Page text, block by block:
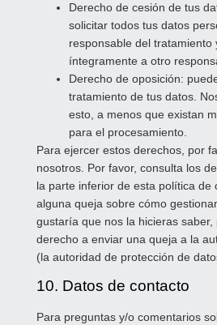
Derecho de cesión de tus
solicitar todos tus datos
responsable del tratamiento
íntegramente a otro
Derecho de oposición:
tratamiento de tus datos.
esto, a menos que existan
para el procesamiento.
Para ejercer estos derechos, por
nosotros. Por favor, consulta los
la parte inferior de esta política de
alguna queja sobre cómo
gustaría que nos la hicieras
derecho a enviar una queja a la
(la autoridad de protección de
10. Datos de contacto
Para preguntas y/o comentarios